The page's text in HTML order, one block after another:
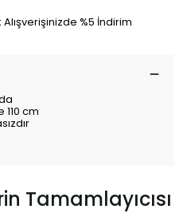
%5 İndirim
cm
Tamamlayıcısı